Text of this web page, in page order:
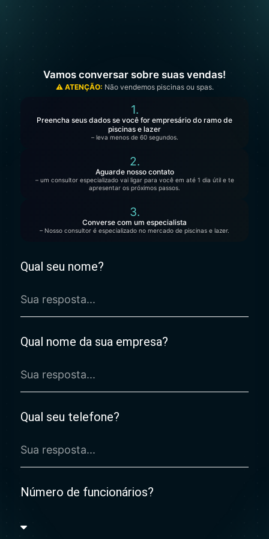
Vamos conversar sobre suas vendas!
⚠️ ATENÇÃO: Não vendemos piscinas ou spas.
1.
Preencha seus dados se você for empresário do ramo de
piscinas e lazer
– leva menos de 60 segundos.
2.
Aguarde nosso contato
– um consultor especializado vai ligar para você em até 1 dia útil e te
apresentar os próximos passos.
3.
Converse com um especialista
– Nosso consultor é especializado no mercado de piscinas e lazer.
Qual seu nome?
Qual nome da sua empresa?
Qual seu telefone?
Número de funcionários?